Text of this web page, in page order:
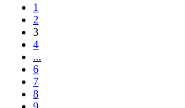
1
2
3
4
...
6
7
8